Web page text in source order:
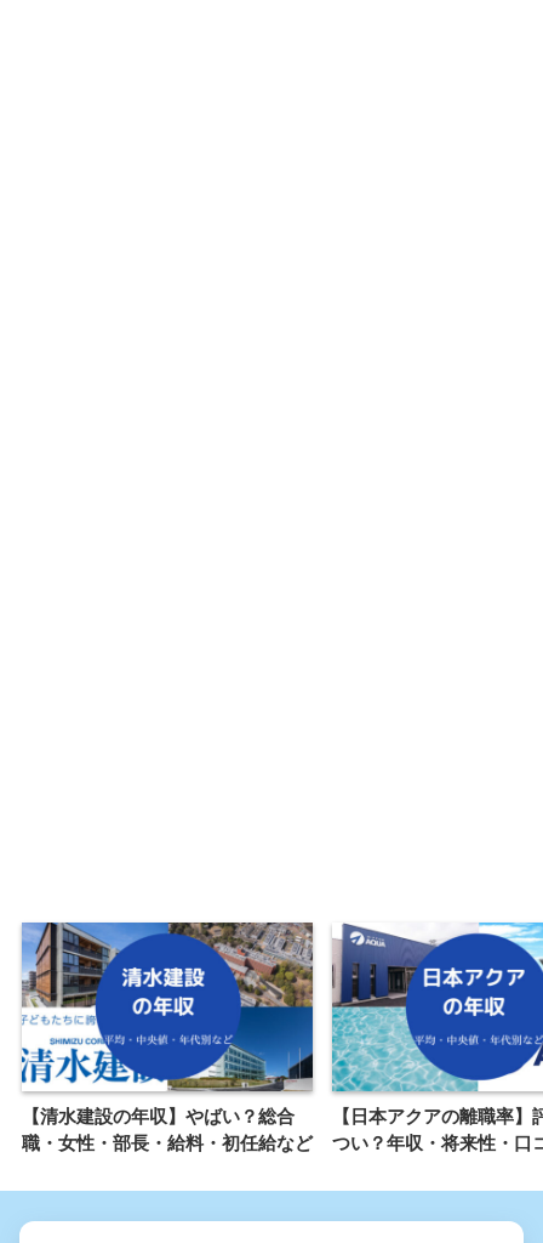
【清水建設の年収】やばい？総合
職・女性・部長・給料・初任給など
【日本アクアの離職率】
つい？年収・将来性・口